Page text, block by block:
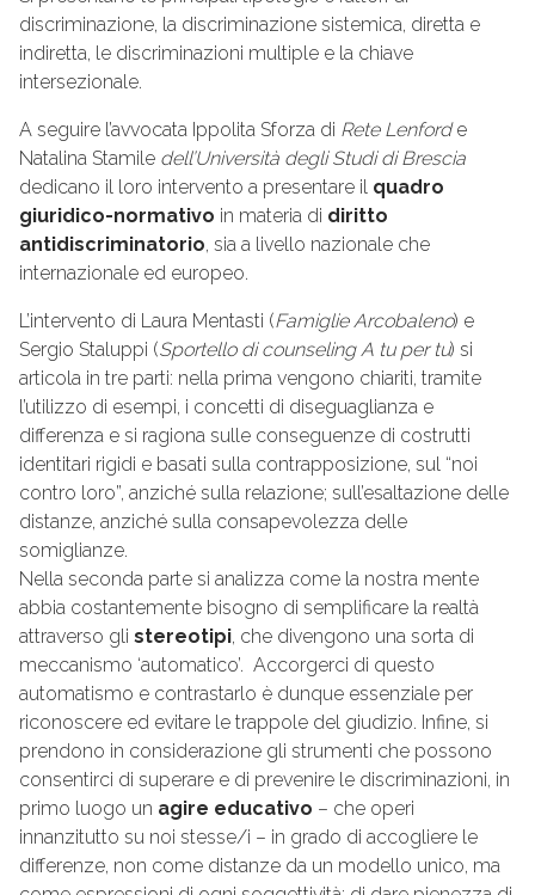
discriminazione, la discriminazione sistemica, diretta e
indiretta, le discriminazioni multiple e la chiave
intersezionale.
A seguire l’avvocata Ippolita Sforza di Rete Lenforde
Natalina Stamile dell’Università degli Studi di Brescia
dedicano il loro intervento a presentare il quadro
giuridico-normativo in materia di diritto
antidiscriminatorio, sia a livello nazionale che
internazionale ed europeo.
L’intervento di Laura Mentasti (Famiglie Arcobaleno) e
Sergio Staluppi (Sportello di counseling A tu per tu) si
articola in tre parti: nella prima vengono chiariti, tramite
l’utilizzo di esempi, i concetti di diseguaglianza e
differenza e si ragiona sulle conseguenze di costrutti
identitari rigidi e basati sulla contrapposizione, sul “noi
contro loro”, anziché sulla relazione; sull’esaltazione delle
distanze, anziché sulla consapevolezza delle
somiglianze.
Nella seconda parte si analizza come la nostra mente
abbia costantemente bisogno di semplificare la realtà
attraverso gli stereotipi, che divengono una sorta di
meccanismo ‘automatico’. Accorgerci di questo
automatismo e contrastarlo è dunque essenziale per
riconoscere ed evitare le trappole del giudizio. Infine, si
prendono in considerazione gli strumenti che possono
consentirci di superare e di prevenire le discriminazioni, in
primo luogo un agire educativo – che operi
innanzitutto su noi stesse/i – in grado di accogliere le
differenze, non come distanze da un modello unico, ma